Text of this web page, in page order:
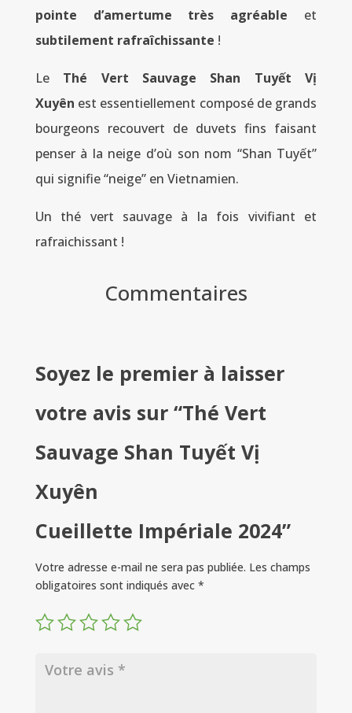
pointe d’amertume très agréable et
subtilement rafraîchissante !
Le Thé Vert Sauvage Shan Tuyết Vị
Xuyên est essentiellement composé de grands
bourgeons recouvert de duvets fins faisant
penser à la neige d’où son nom “Shan Tuyết”
qui signifie “neige” en Vietnamien.
Un thé vert sauvage à la fois vivifiant et
rafraichissant !
Commentaires
Soyez le premier à laisser
votre avis sur “Thé Vert
Sauvage Shan Tuyết Vị
Xuyên
Cueillette Impériale 2024”
Votre adresse e-mail ne sera pas publiée. Les champs
obligatoires sont indiqués avec *